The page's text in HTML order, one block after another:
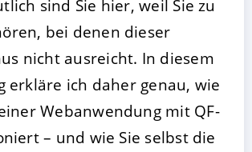
sind Sie hier, weil Sie zu
bei denen dieser
nicht ausreicht. In diesem
erkläre ich daher genau, wie
Webanwendung mit QF-
– und wie Sie selbst die